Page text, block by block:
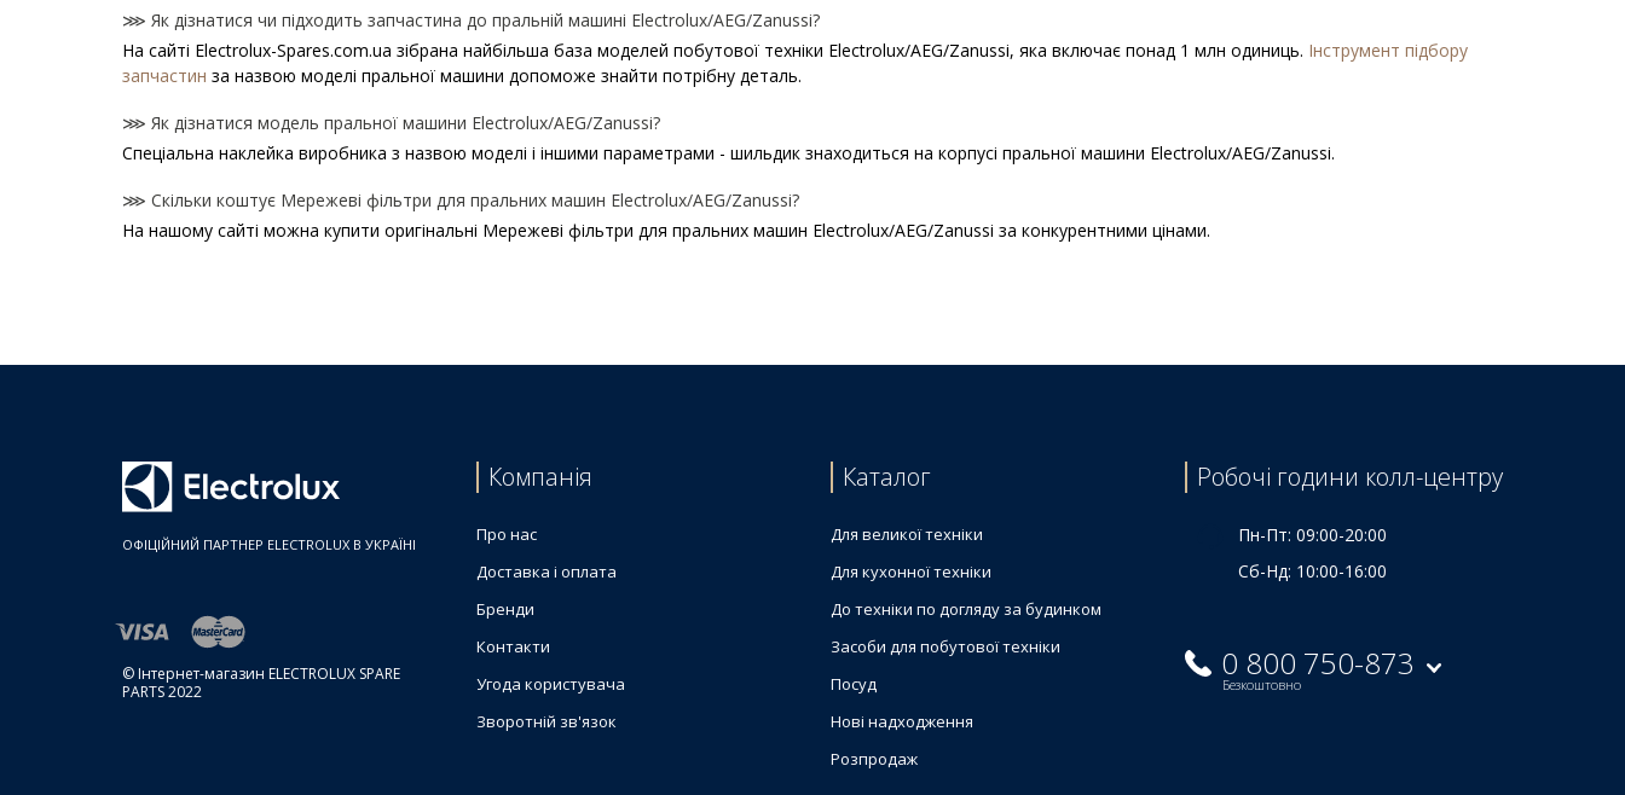
⋙ Як дізнатися чи підходить запчастина до пральній машині Electrolux/AEG/Zanussi?
На сайті Electrolux-Spares.com.ua зібрана найбільша база моделей побутової техніки Electrolux/AEG/Zanussi, яка включає понад 1 млн одиниць. Інструмент підбору
запчастин за назвою моделі пральної машини допоможе знайти потрібну деталь.
⋙ Як дізнатися модель пральної машини Electrolux/AEG/Zanussi?
Спеціальна наклейка виробника з назвою моделі і іншими параметрами - шильдик знаходиться на корпусі пральної машини Electrolux/AEG/Zanussi.
⋙ Скільки коштує Мережеві фільтри для пральних машин Electrolux/AEG/Zanussi?
На нашому сайті можна купити оригінальні Мережеві фільтри для пральних машин Electrolux/AEG/Zanussi за конкурентними цінами.
ОФІЦІЙНИЙ ПАРТНЕР ELECTROLUX В УКРАЇНІ
© Інтернет-магазин ELECTROLUX SPARE
PARTS 2022
Компанія
Про нас
Доставка і оплата
Бренди
Контакти
Угода користувача
Зворотній зв'язок
Каталог
Для великої техніки
Для кухонної техніки
До техніки по догляду за будинком
Засоби для побутової техніки
Посуд
Нові надходження
Розпродаж
Робочі години колл-центру
Пн-Пт: 09:00-20:00
Сб-Нд: 10:00-16:00
0 800 750-873
Безкоштовно